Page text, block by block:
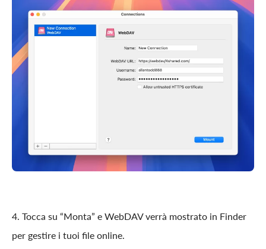
4. Tocca su “Monta” e WebDAV verrà mostrato in Finder
per gestire i tuoi file online.